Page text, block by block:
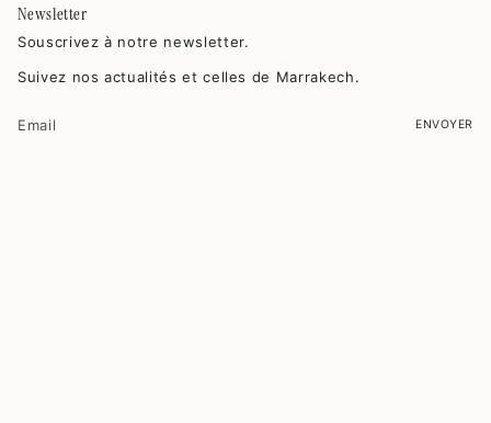
Newsletter
Souscrivez à notre newsletter.
Suivez nos actualités et celles de Marrakech.
ENVOYER